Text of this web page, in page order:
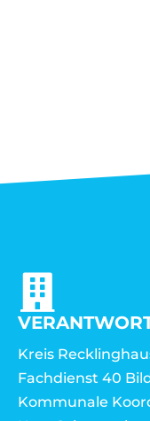
Kreis
Fachdienst 40
Kommunale